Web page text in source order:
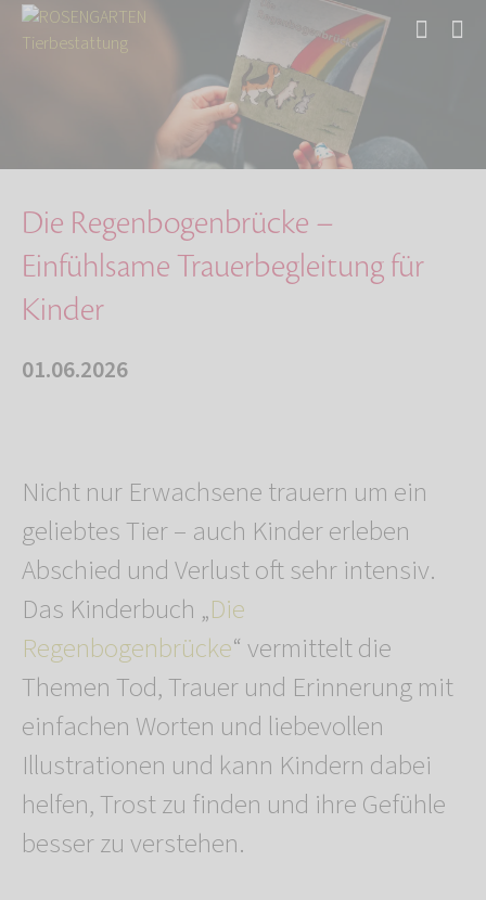
Aktuelles
Die Regenbogenbrücke – Einfühlsame Trauerbegl…
Die Regenbogenbrücke –
Einfühlsame Trauerbegleitung für
Kinder
01.06.2026
Nicht nur Erwachsene trauern um ein
geliebtes Tier – auch Kinder erleben
Abschied und Verlust oft sehr intensiv.
Das Kinderbuch „Die
Regenbogenbrücke“ vermittelt die
Themen Tod, Trauer und Erinnerung mit
einfachen Worten und liebevollen
Illustrationen und kann Kindern dabei
helfen, Trost zu finden und ihre Gefühle
besser zu verstehen.